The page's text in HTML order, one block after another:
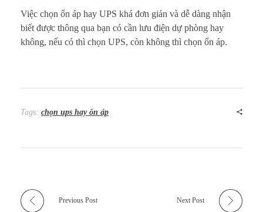
Việc chọn ổn áp hay UPS khá đơn giản và dễ dàng nhận
biết được thông qua bạn có cần lưu điện dự phòng hay
không, nếu có thì chọn UPS, còn không thì chọn ổn áp.
Tags: chọn ups hay ổn áp
Previous Post Next Post